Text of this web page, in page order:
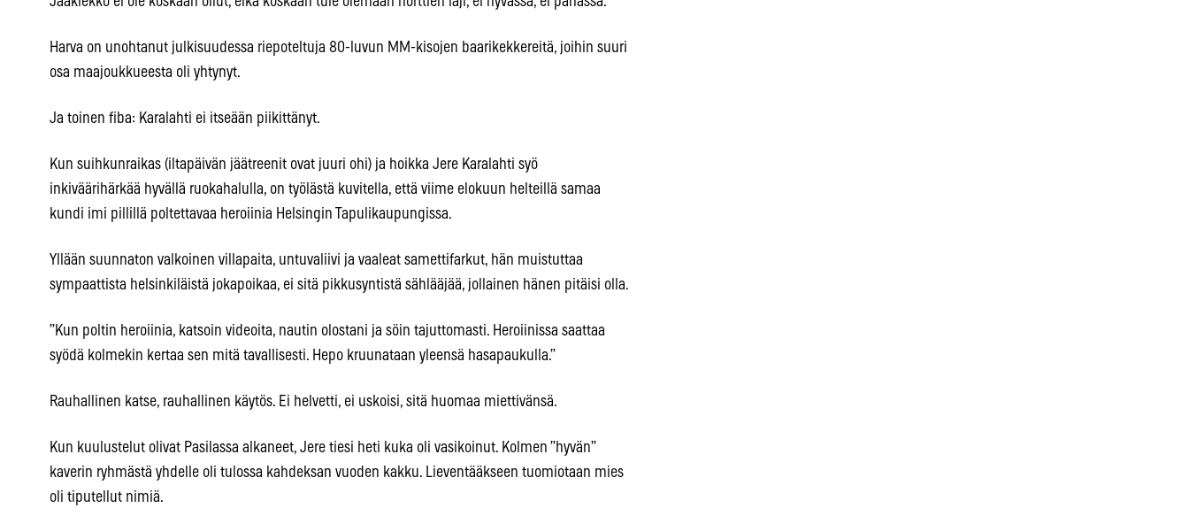
Harva on unohtanut julkisuudessa riepoteltuja 80-luvun MM-kisojen baarikekkereitä, joihin suuri
osa maajoukkueesta oli yhtynyt.
Ja toinen fiba: Karalahti ei itseään piikittänyt.
Kun suihkunraikas (iltapäivän jäätreenit ovat juuri ohi) ja hoikka Jere Karalahti syö
inkiväärihärkää hyvällä ruokahalulla, on työlästä kuvitella, että viime elokuun helteillä samaa
kundi imi pillillä poltettavaa heroiinia Helsingin Tapulikaupungissa.
Yllään suunnaton valkoinen villapaita, untuvaliivi ja vaaleat samettifarkut, hän muistuttaa
sympaattista helsinkiläistä jokapoikaa, ei sitä pikkusyntistä sählääjää, jollainen hänen pitäisi olla.
”Kun poltin heroiinia, katsoin videoita, nautin olostani ja söin tajuttomasti. Heroiinissa saattaa
syödä kolmekin kertaa sen mitä tavallisesti. Hepo kruunataan yleensä hasapaukulla.”
Rauhallinen katse, rauhallinen käytös. Ei helvetti, ei uskoisi, sitä huomaa miettivänsä.
Kun kuulustelut olivat Pasilassa alkaneet, Jere tiesi heti kuka oli vasikoinut. Kolmen ”hyvän”
kaverin ryhmästä yhdelle oli tulossa kahdeksan vuoden kakku. Lieventääkseen tuomiotaan mies
oli tiputellut nimiä.